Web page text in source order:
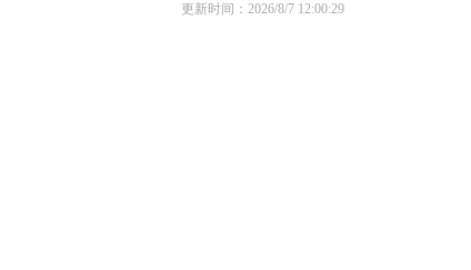
更新时间：2026/8/7 12:00:29